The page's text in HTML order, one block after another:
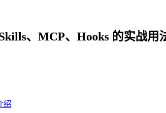
、MCP、Hooks 的实战用
绍